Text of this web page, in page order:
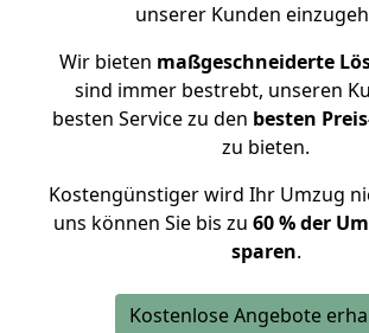
unserer Kunden
Wir bieten maßgeschneiderte
sind immer bestrebt, unseren
besten Service zu den besten
zu bieten.
Kostengünstiger wird Ihr Umzug
uns können Sie bis zu 60 % der
sparen.
Kostenlose Angebote